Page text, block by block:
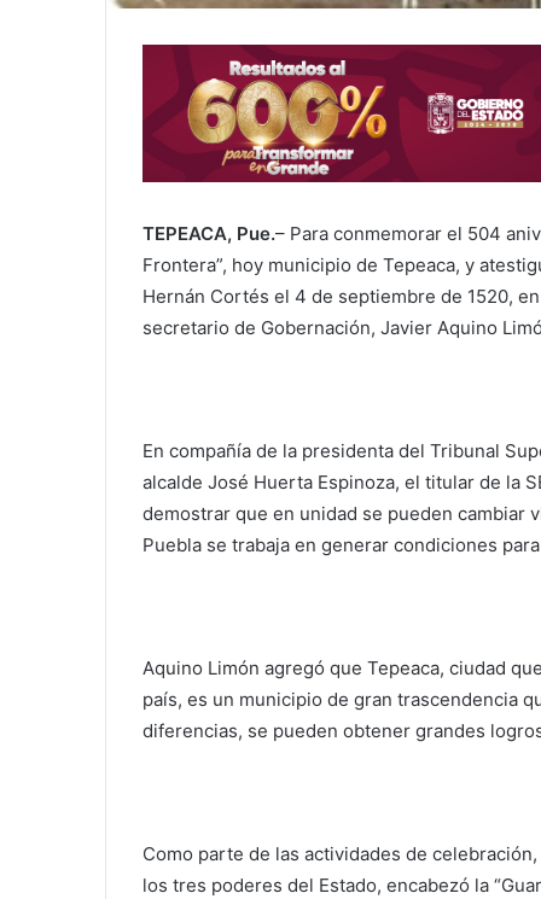
TEPEACA, Pue.– Para conmemorar el 504
Frontera”, hoy municipio de Tepeaca, y
Hernán Cortés el 4 de septiembre de 1520,
secretario de Gobernación, Javier Aquino
En compañía de la presidenta del Tribunal
alcalde José Huerta Espinoza, el titular de la
demostrar que en unidad se pueden cambiar
Puebla se trabaja en generar condiciones
Aquino Limón agregó que Tepeaca, ciudad
país, es un municipio de gran trascendencia
diferencias, se pueden obtener grandes
Como parte de las actividades de
los tres poderes del Estado, encabezó la